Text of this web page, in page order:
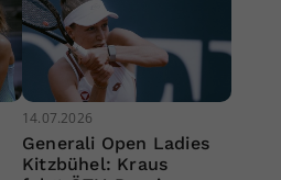
14.07.2026
Generali Open Ladies
Kitzbühel: Kraus